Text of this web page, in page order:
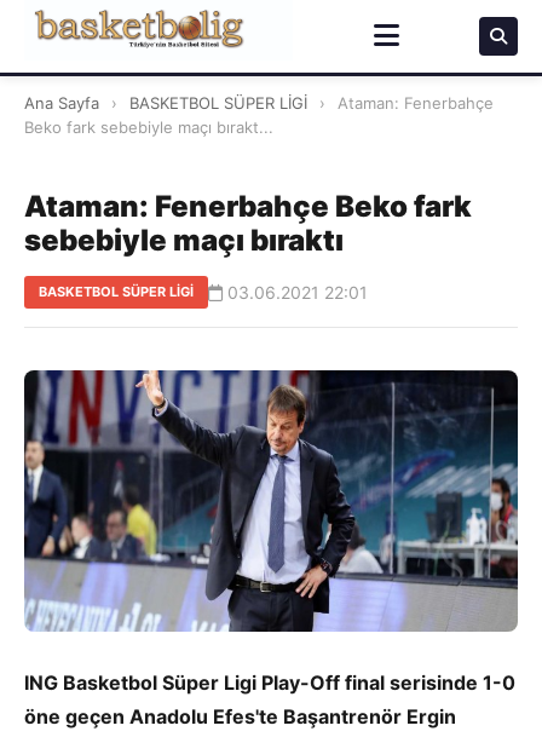
Ana Sayfa › BASKETBOL SÜPER LİGİ ›
Ataman: Fenerbahçe
Beko fark sebebiyle maçı bırakt...
Ataman: Fenerbahçe Beko fark
sebebiyle maçı bıraktı
BASKETBOL SÜPER LİGİ 03.06.2021 22:01
ING Basketbol Süper Ligi Play-Off final serisinde 1-0
öne geçen Anadolu Efes'te Başantrenör Ergin